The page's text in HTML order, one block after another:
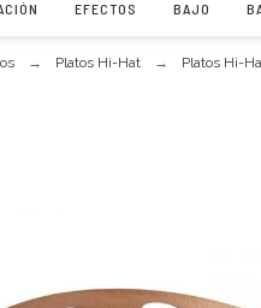
EFECTOS BAJO
Platos Hi-Hat Platos Hi-